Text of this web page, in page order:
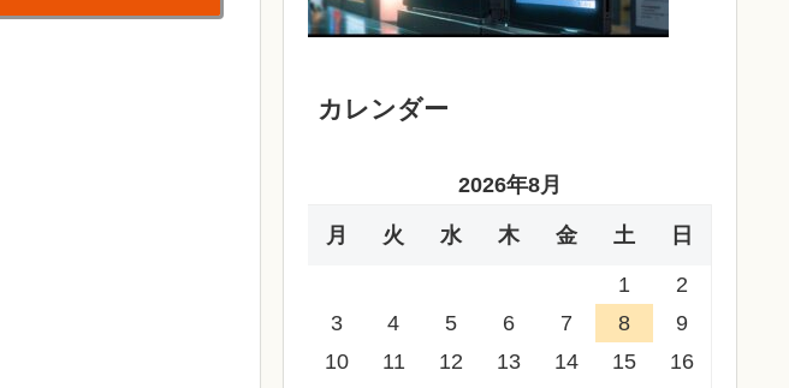
カレンダー
2026年8月
月 火 水 木 金 土 日
1
2
3
4 5 6 7 8
9
10
11 12 13 14 15
16